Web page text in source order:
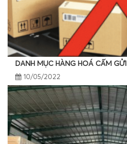
DANH MỤC HÀNG HOÁ CẤM GỬI
10/05/2022